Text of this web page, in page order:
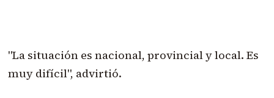
"La situación es nacional, provincial y local. Es
muy difícil", advirtió.